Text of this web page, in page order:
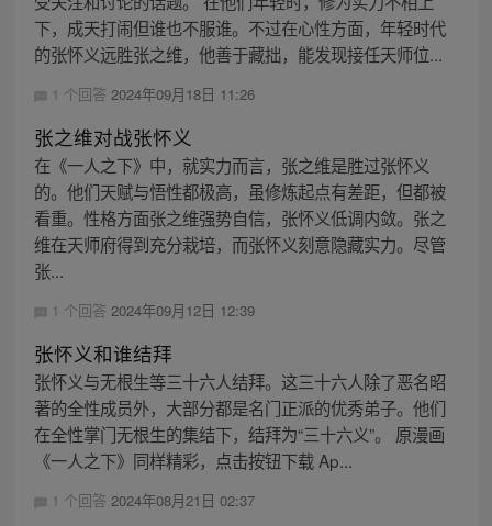
下，成天打闹但谁也不服谁。不过在心性方面，年轻时代
的张怀义远胜张之维，他善于藏拙，能发现接任天师位...
1 个回答 2024年09月18日 11:26
张之维对战张怀义
在《一人之下》中，就实力而言，张之维是胜过张怀义
的。他们天赋与悟性都极高，虽修炼起点有差距，但都被
看重。性格方面张之维强势自信，张怀义低调内敛。张之
维在天师府得到充分栽培，而张怀义刻意隐藏实力。尽管
张...
1 个回答 2024年09月12日 12:39
张怀义和谁结拜
张怀义与无根生等三十六人结拜。这三十六人除了恶名昭
著的全性成员外，大部分都是名门正派的优秀弟子。他们
在全性掌门无根生的集结下，结拜为“三十六义”。 原漫画
《一人之下》同样精彩，点击按钮下载 Ap...
1 个回答 2024年08月21日 02:37